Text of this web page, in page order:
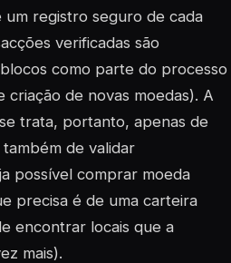
registro seguro de cada
verificadas são
como parte do processo
criação de novas moedas). A
trata, portanto, apenas de
de validar
possível comprar moeda
precisa é de uma carteira
encontrar locais que a
mais).